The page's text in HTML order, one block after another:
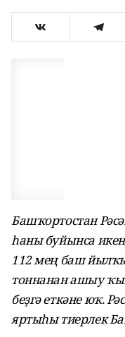
Башҡортостан
һаны буйынса
112 мең баш
тоннанан ашыу
беҙгә еткәне юҡ.
яртыһы тиерлек